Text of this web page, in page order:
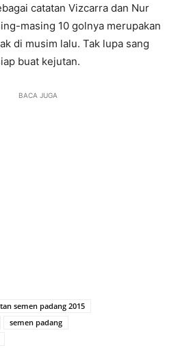
catatan Vizcarra dan Nur
masing 10 golnya merupakan
di musim lalu. Tak lupa sang
buat kejutan.
BACA JUGA
semen padang 2015
semen padang